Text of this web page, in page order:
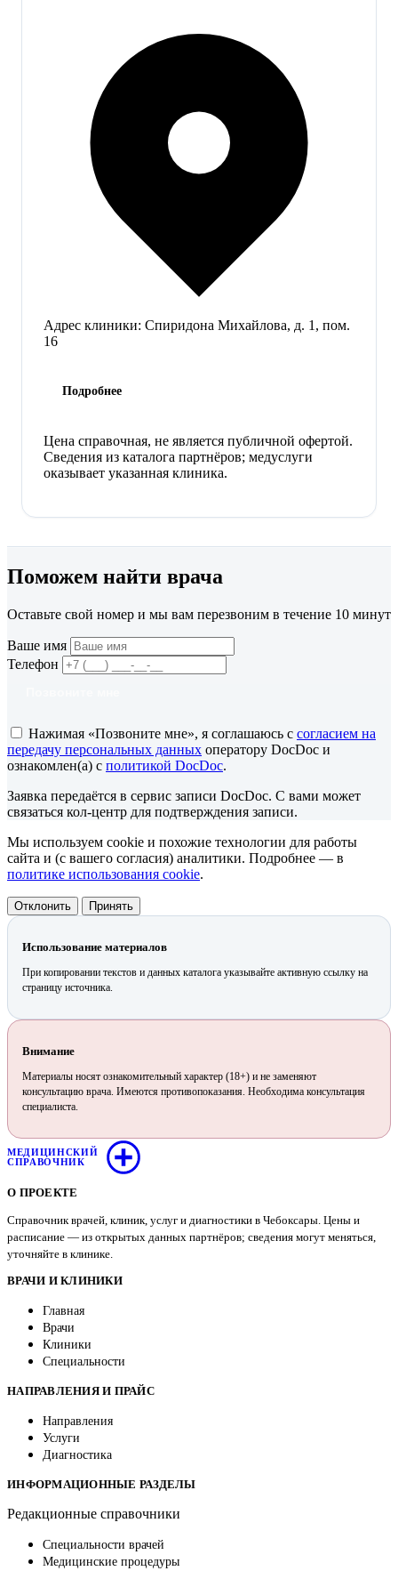
Адрес клиники: Спиридона Михайлова, д. 1, пом.
16
Подробнее
Цена справочная, не является публичной офертой.
Сведения из каталога партнёров; медуслуги
оказывает указанная клиника.
Поможем найти врача
Оставьте свой номер и мы вам перезвоним в течение 10 минут
Ваше имя
Телефон
Нажимая «Позвоните мне», я соглашаюсь с согласием на
передачу персональных данных оператору DocDoc и
ознакомлен(а) с политикой DocDoc.
Заявка передаётся в сервис записи DocDoc. С вами может
связаться кол-центр для подтверждения записи.
Мы используем cookie и похожие технологии для работы
сайта и (с вашего согласия) аналитики. Подробнее — в
политике использования cookie.
Отклонить Принять
Использование материалов
При копировании текстов и данных каталога указывайте активную ссылку на
страницу источника.
Внимание
Материалы носят ознакомительный характер (18+) и не заменяют
консультацию врача. Имеются противопоказания. Необходима консультация
специалиста.
МЕДИЦИНСКИЙ
СПРАВОЧНИК
О ПРОЕКТЕ
Справочник врачей, клиник, услуг и диагностики в Чебоксары. Цены и
расписание — из открытых данных партнёров; сведения могут меняться,
уточняйте в клинике.
ВРАЧИ И КЛИНИКИ
Главная
Врачи
Клиники
Специальности
НАПРАВЛЕНИЯ И ПРАЙС
Направления
Услуги
Диагностика
ИНФОРМАЦИОННЫЕ РАЗДЕЛЫ
Редакционные справочники
Специальности врачей
Медицинские процедуры